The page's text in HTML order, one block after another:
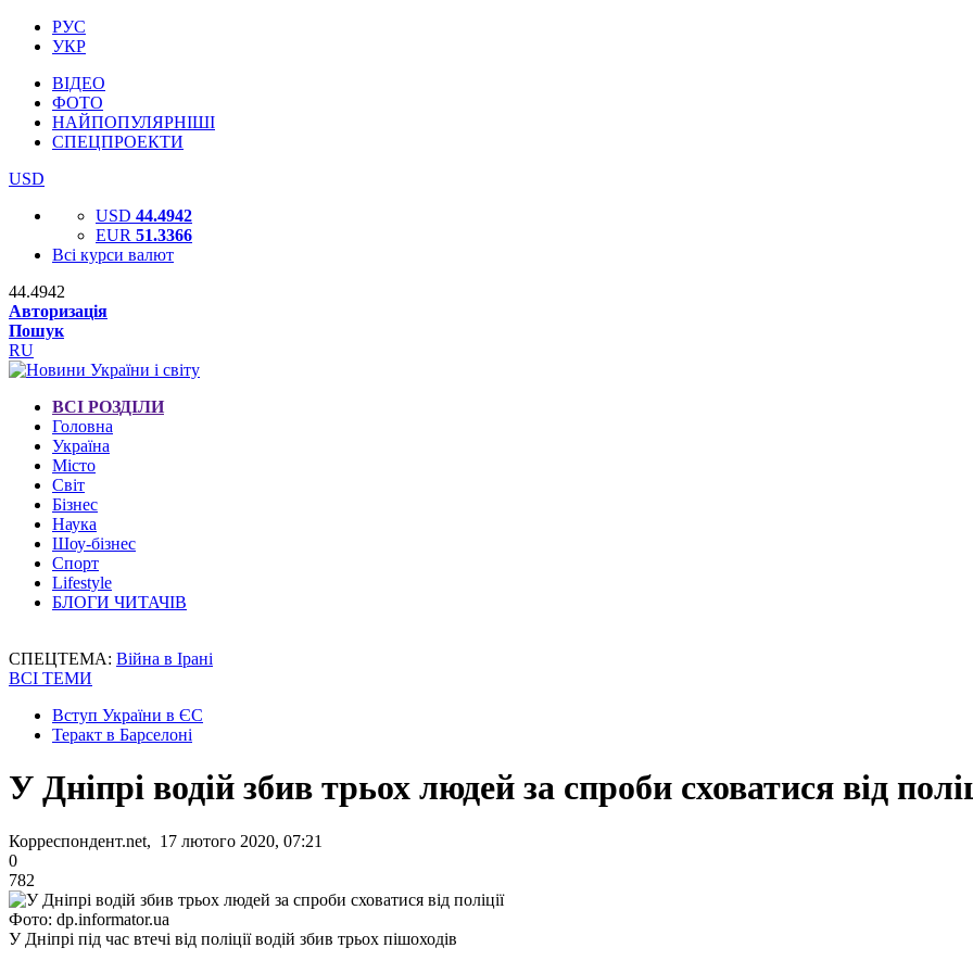
РУС
УКР
ВІДЕО
ФОТО
НАЙПОПУЛЯРНІШІ
СПЕЦПРОЕКТИ
USD
USD 44.4942
EUR 51.3366
Всі курси валют
44.4942
Авторизація
Пошук
RU
ВСІ РОЗДІЛИ
Головна
Україна
Місто
Світ
Бізнес
Наука
Шоу-бізнес
Спорт
Lifestyle
БЛОГИ ЧИТАЧІВ
СПЕЦТЕМА: Війна в Ірані
ВСІ ТЕМИ
Вступ України в ЄС
Теракт в Барселоні
У Дніпрі водій збив трьох людей за спроби сховатися від
Корреспондент.net, 17 лютого 2020, 07:21
0
782
Фото: dp.informator.ua
У Дніпрі під час втечі від поліції водій збив трьох пішоходів